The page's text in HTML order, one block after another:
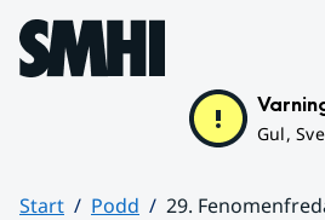
Hoppa till sidans innehåll
Gul,
Start Podd
29.